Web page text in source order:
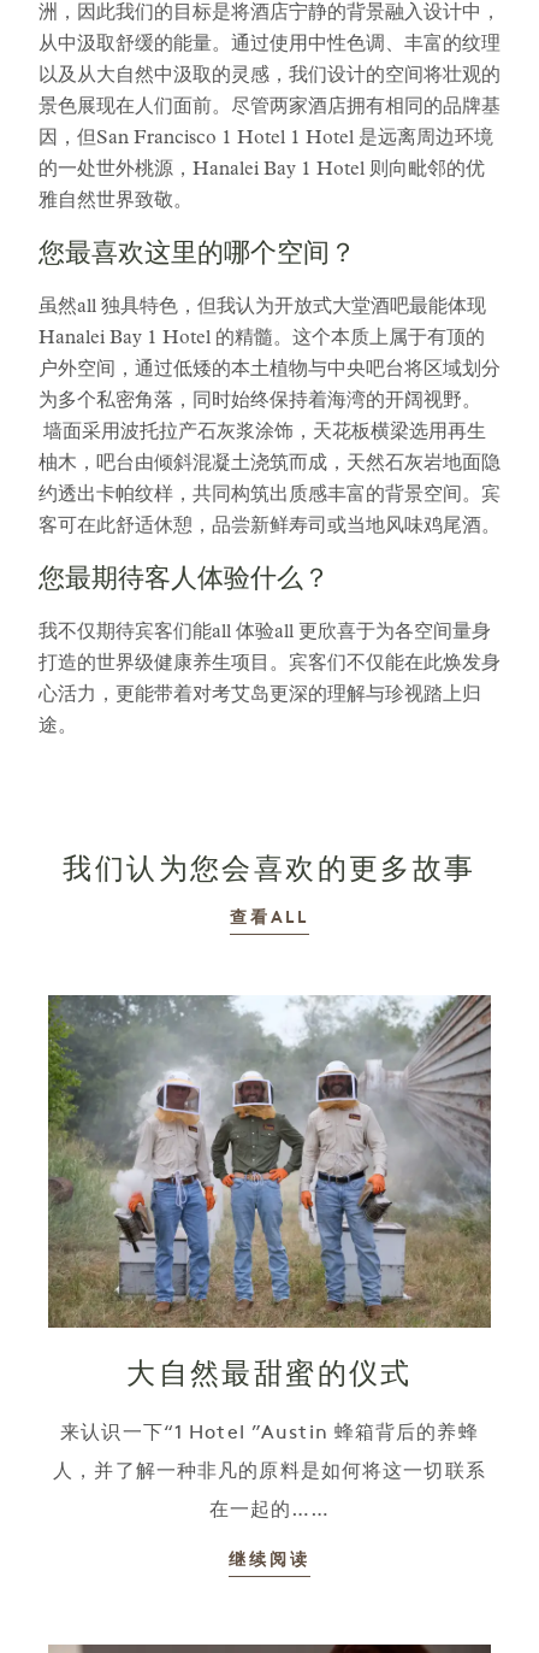
洲，因此我们的目标是将酒店宁静的背景融入设计中，
从中汲取舒缓的能量。通过使用中性色调、丰富的纹理
以及从大自然中汲取的灵感，我们设计的空间将壮观的
景色展现在人们面前。尽管两家酒店拥有相同的品牌基
因，但San Francisco 1 Hotel 1 Hotel 是远离周边环境
的一处世外桃源，Hanalei Bay 1 Hotel 则向毗邻的优
雅自然世界致敬。
您最喜欢这里的哪个空间？
虽然all 独具特色，但我认为开放式大堂酒吧最能体现
Hanalei Bay 1 Hotel 的精髓。这个本质上属于有顶的
户外空间，通过低矮的本土植物与中央吧台将区域划分
为多个私密角落，同时始终保持着海湾的开阔视野。
墙面采用波托拉产石灰浆涂饰，天花板横梁选用再生
柚木，吧台由倾斜混凝土浇筑而成，天然石灰岩地面隐
约透出卡帕纹样，共同构筑出质感丰富的背景空间。宾
客可在此舒适休憩，品尝新鲜寿司或当地风味鸡尾酒。
您最期待客人体验什么？
我不仅期待宾客们能all 体验all 更欣喜于为各空间量身
打造的世界级健康养生项目。宾客们不仅能在此焕发身
心活力，更能带着对考艾岛更深的理解与珍视踏上归
途。
我们认为您会喜欢的更多故事
查看ALL
大自然最甜蜜的仪式
来认识一下“1 Hotel ”Austin 蜂箱背后的养蜂
人，并了解一种非凡的原料是如何将这一切联系
在一起的……
继续阅读